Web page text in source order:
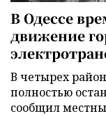
В Одессе
движение
В четырех
полностью
сообщил